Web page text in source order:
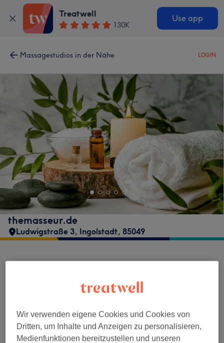
Treatwell
130K
Use app
Massagestudios in der Nähe LOGIN
themasseur.de
Ludwigstraße 3, Ingolstadt, 85049
Buchungen über Treatwell entgegen.
Nutzen Sie das Suchfeld oben auf der Seite,
finden. Dort warten viele erstklassige Profis
auf Ihren Besuch.
Wir verwenden eigene Cookies und Cookies von
Dritten, um Inhalte und Anzeigen zu personalisieren,
Medienfunktionen bereitzustellen und unseren